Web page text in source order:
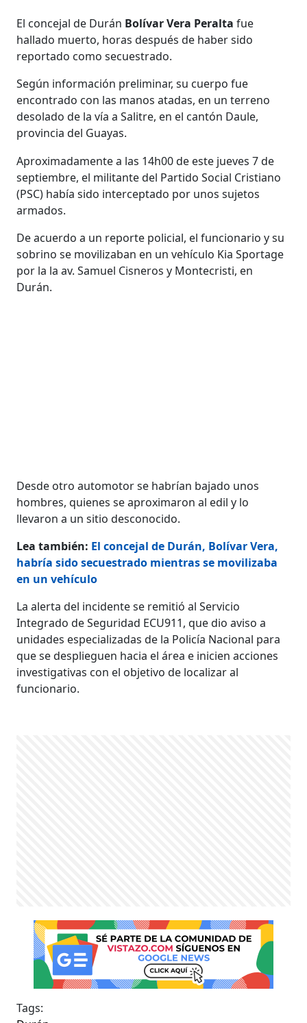
El concejal de Durán Bolívar Vera Peraltafue
hallado muerto, horas después de haber sido
reportado como secuestrado.
Según información preliminar, su cuerpo fue
encontrado con las manos atadas, en un terreno
desolado de la vía a Salitre, en el cantón Daule,
provincia del Guayas.
Aproximadamente a las 14h00 de este jueves 7 de
septiembre, el militante del Partido Social Cristiano
(PSC) había sido interceptado por unos sujetos
armados.
De acuerdo a un reporte policial, el funcionario y su
sobrino se movilizaban en un vehículo Kia Sportage
por la la av. Samuel Cisneros y Montecristi, en
Durán.
Desde otro automotor se habrían bajado unos
hombres, quienes se aproximaron al edil y lo
llevaron a un sitio desconocido.
Lea también: El concejal de Durán, Bolívar Vera,
habría sido secuestrado mientras se movilizaba
en un vehículo
La alerta del incidente se remitió al Servicio
Integrado de Seguridad ECU911, que dio aviso a
unidades especializadas de la Policía Nacional para
que se desplieguen hacia el área e inicien acciones
investigativas con el objetivo de localizar al
funcionario.
Tags: